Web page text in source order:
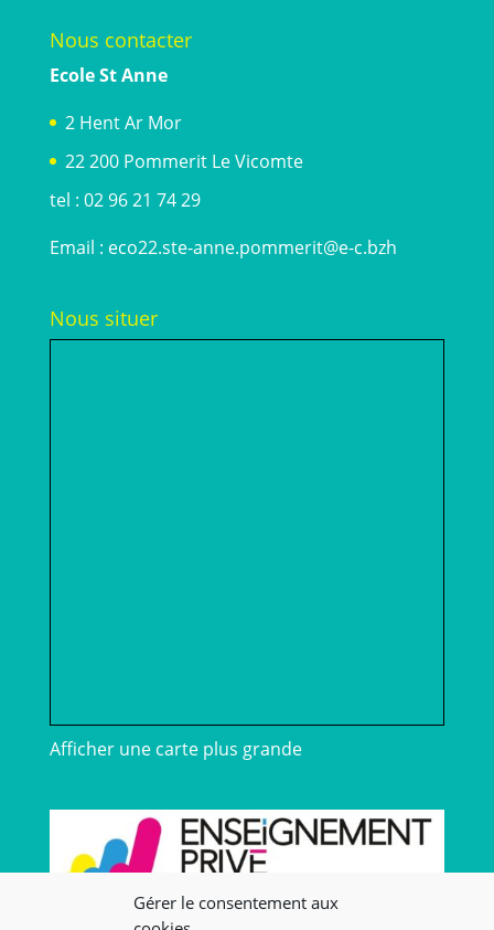
Gérer le consentement aux
Nous contacter
Ecole St Anne
2 Hent Ar Mor
22 200 Pommerit Le Vicomte
tel : 02 96 21 74 29
Email : eco22.ste-anne.pommerit@e-c.bzh
Nous situer
Afficher une carte plus grande